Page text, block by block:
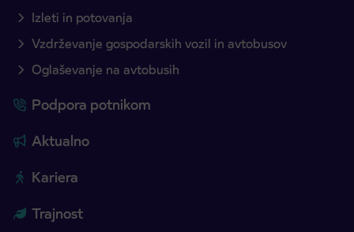
Izleti in potovanja
Vzdrževanje gospodarskih vozil in avtobusov
Oglaševanje na avtobusih
Podpora potnikom
Aktualno
Kariera
Trajnost